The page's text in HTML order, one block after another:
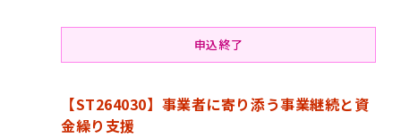
申込終了
【ST264030】事業者に寄り添う事業継続と資
金繰り支援